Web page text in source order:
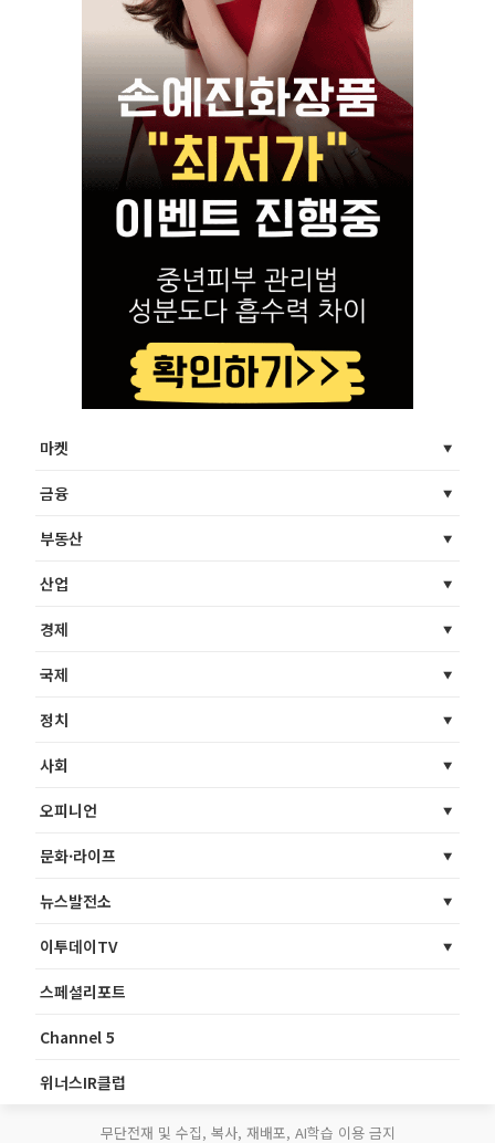
마켓
금융
부동산
산업
경제
국제
정치
사회
오피니언
문화·라이프
뉴스발전소
이투데이TV
스페셜리포트
Channel 5
위너스IR클럽
무단전재 및 수집, 복사, 재배포, AI학습 이용 금지